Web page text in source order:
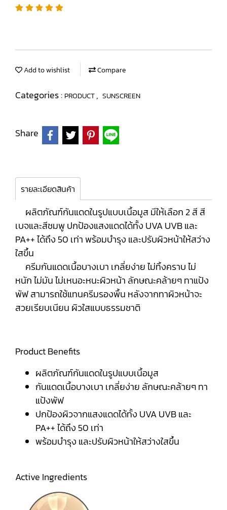
Add to wishlist Compare
Categories : PRODUCT, SUNSCREEN
Share
รายละเอียดสินค้า
ผลิตภัณฑ์กันแดดในรูปแบบเนื้อมูส มีให้เลือก 2 สี สี
เบจและสีชมพู ปกป้องแสงแดดได้ทั้ง UVA UVB และ
PA++ ได้ถึง 50 เท่า พร้อมบำรุง และปรับผิวหน้าให้สว่าง
ใสขึ้น
ครีมกันแดดเนื้อบางเบา เกลี่ยง่าย ไม่ทิ้งคราบ ไม่
หนัก ไม่มัน ไม่เหนอะหนะผิวหน้า ลักษณะคล้ายๆ ทาแป้ง
พัฟ สามารถใช้แทนครีมรองพื้น หลังจากทาผิวหน้าจะ
สวยเรียบเนียน ผิวใสแบบธรรมชาติ
Product Benefits
ผลิตภัณฑ์กันแดดในรูปแบบเนื้อมูส
กันแดดเนื้อบางเบา เกลี่ยง่าย ลักษณะคล้ายๆ ทา
แป้งพัฟ
ปกป้องผิวจากแสงแดดได้ทั้ง UVA UVB และ
PA++ ได้ถึง 50 เท่า
พร้อมบำรุง และปรับผิวหน้าให้สว่างใสขึ้น
Active Ingredients